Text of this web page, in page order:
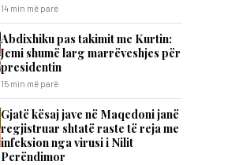
14 min më parë
Abdixhiku pas takimit me Kurtin:
Jemi shumë larg marrëveshjes për
presidentin
15 min më parë
Gjatë kësaj jave në Maqedoni janë
regjistruar shtatë raste të reja me
infeksion nga virusi i Nilit
Perëndimor